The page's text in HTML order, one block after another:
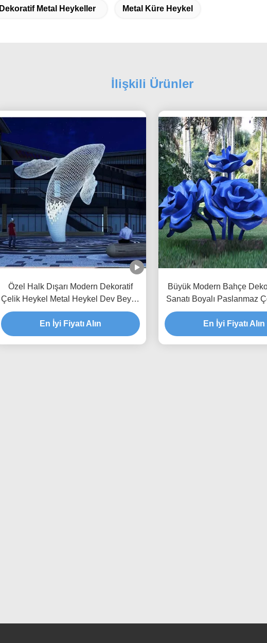
Dekoratif Metal Heykeller Metal Küre Heykel
İlişkili Ürünler
Özel Halk Dışarı Modern Dekoratif
Çelik Heykel Metal Heykel Dev Beyaz
Balina
En İyi Fiyatı Alın
Büyük Modern Bahçe
Sanatı Boyalı Paslanmaz
Gül Heykel
En İyi Fiyatı Alın